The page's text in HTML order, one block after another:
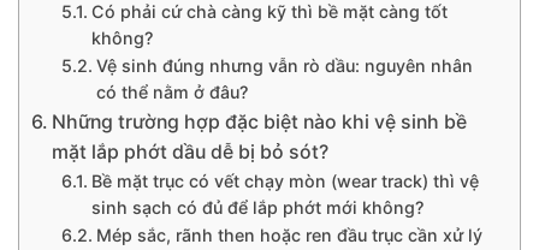
Có phải cứ chà càng kỹ thì bề mặt càng tốt
không?
Vệ sinh đúng nhưng vẫn rò dầu: nguyên nhân
có thể nằm ở đâu?
Những trường hợp đặc biệt nào khi vệ sinh bề
mặt lắp phớt dầu dễ bị bỏ sót?
Bề mặt trục có vết chạy mòn (wear track) thì vệ
sinh sạch có đủ để lắp phớt mới không?
Mép sắc, rãnh then hoặc ren đầu trục cần xử lý